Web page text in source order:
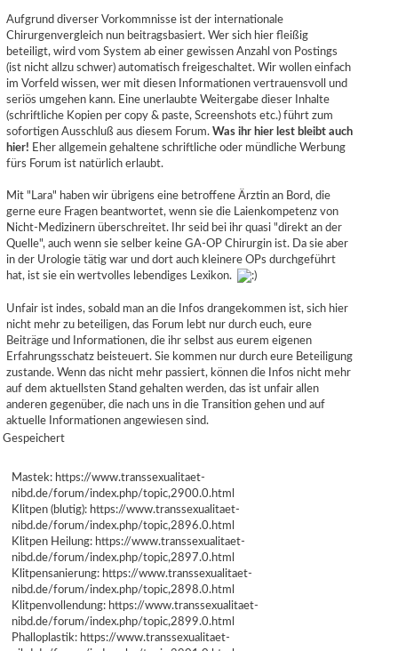
Aufgrund diverser Vorkommnisse ist der internationale
Chirurgenvergleich nun beitragsbasiert. Wer sich hier fleißig
beteiligt, wird vom System ab einer gewissen Anzahl von Postings
(ist nicht allzu schwer) automatisch freigeschaltet. Wir wollen einfach
im Vorfeld wissen, wer mit diesen Informationen vertrauensvoll und
seriös umgehen kann. Eine unerlaubte Weitergabe dieser Inhalte
(schriftliche Kopien per copy & paste, Screenshots etc.) führt zum
sofortigen Ausschluß aus diesem Forum. Was ihr hier lest bleibt auch
hier! Eher allgemein gehaltene schriftliche oder mündliche Werbung
fürs Forum ist natürlich erlaubt.
Mit "Lara" haben wir übrigens eine betroffene Ärztin an Bord, die
gerne eure Fragen beantwortet, wenn sie die Laienkompetenz von
Nicht-Medizinern überschreitet. Ihr seid bei ihr quasi "direkt an der
Quelle", auch wenn sie selber keine GA-OP Chirurgin ist. Da sie aber
in der Urologie tätig war und dort auch kleinere OPs durchgeführt
hat, ist sie ein wertvolles lebendiges Lexikon.
Unfair ist indes, sobald man an die Infos drangekommen ist, sich hier
nicht mehr zu beteiligen, das Forum lebt nur durch euch, eure
Beiträge und Informationen, die ihr selbst aus eurem eigenen
Erfahrungsschatz beisteuert. Sie kommen nur durch eure Beteiligung
zustande. Wenn das nicht mehr passiert, können die Infos nicht mehr
auf dem aktuellsten Stand gehalten werden, das ist unfair allen
anderen gegenüber, die nach uns in die Transition gehen und auf
aktuelle Informationen angewiesen sind.
Gespeichert
Mastek: https://www.transsexualitaet-
nibd.de/forum/index.php/topic,2900.0.html
Klitpen (blutig): https://www.transsexualitaet-
nibd.de/forum/index.php/topic,2896.0.html
Klitpen Heilung: https://www.transsexualitaet-
nibd.de/forum/index.php/topic,2897.0.html
Klitpensanierung: https://www.transsexualitaet-
nibd.de/forum/index.php/topic,2898.0.html
Klitpenvollendung: https://www.transsexualitaet-
nibd.de/forum/index.php/topic,2899.0.html
Phalloplastik: https://www.transsexualitaet-